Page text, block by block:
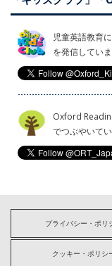
児童英語教育
を発信していま
Oxford
でつぶやいてい
プライバシー・ポリ
クッキー・ポリシ